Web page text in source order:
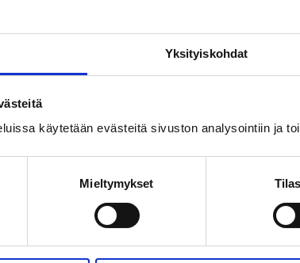
Yksityiskohdat
käytetään evästeitä sivuston analysointiin ja
Mieltymykset
lapsi sai
ja huolia, mutta
paremmalla
näin ei aina ole.